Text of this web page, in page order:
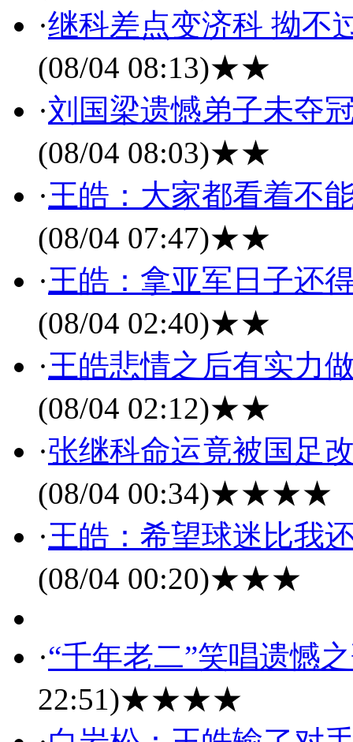
·继科差点变济科 拗不
(08/04 08:13)★★
·刘国梁遗憾弟子未夺
(08/04 08:03)★★
·王皓：大家都看着不
(08/04 07:47)★★
·王皓：拿亚军日子还
(08/04 02:40)★★
·王皓悲情之后有实力
(08/04 02:12)★★
·张继科命运竟被国足
(08/04 00:34)★★★★
·王皓：希望球迷比我
(08/04 00:20)★★★
·“千年老二”笑唱遗憾
22:51)★★★★